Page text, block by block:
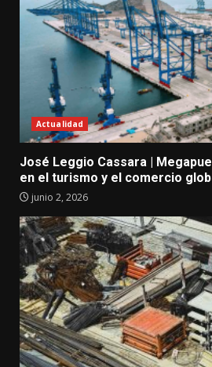
Actualidad
José Leggio Cassara |
en el turismo y el comercio
junio 2, 2026